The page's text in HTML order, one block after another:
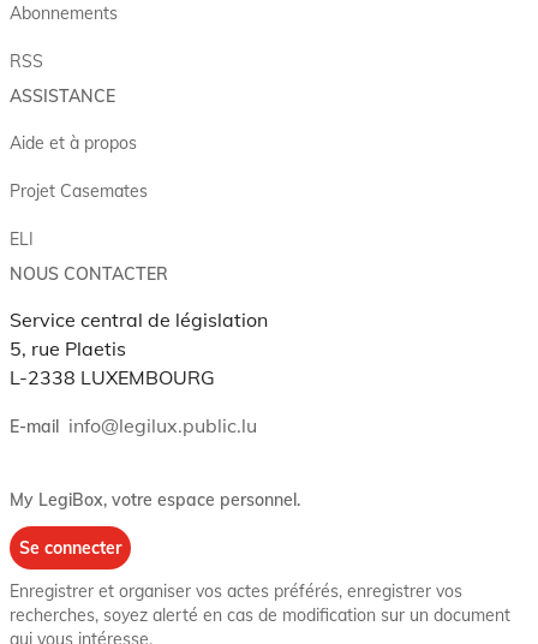
Abonnements
RSS
ASSISTANCE
Aide et à propos
Projet Casemates
ELI
NOUS CONTACTER
Service central de législation
5, rue Plaetis
L-2338 LUXEMBOURG
E-mail info@legilux.public.lu
My LegiBox, votre espace personnel.
Se connecter
Enregistrer et organiser vos actes préférés, enregistrer vos
recherches, soyez alerté en cas de modification sur un document
qui vous intéresse.